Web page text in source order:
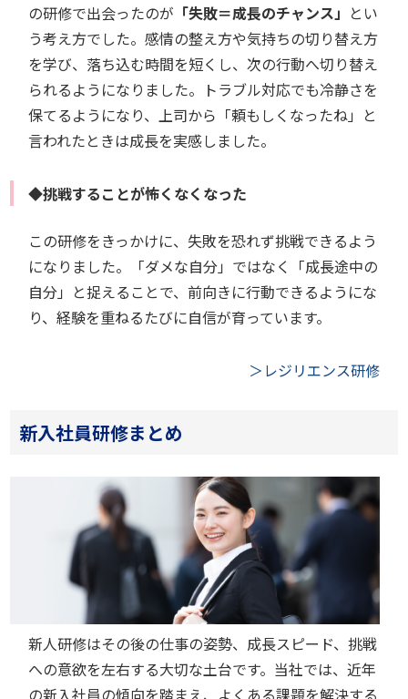
の研修で出会ったのが 「失敗＝成長のチャンス」 とい
う考え方でした。感情の整え方や気持ちの切り替え方
を学び、落ち込む時間を短くし、次の行動へ切り替え
られるようになりました。トラブル対応でも冷静さを
保てるようになり、上司から「頼もしくなったね」と
言われたときは成長を実感しました。
◆挑戦することが怖くなくなった
この研修をきっかけに、失敗を恐れず挑戦できるよう
になりました。「ダメな自分」ではなく「成長途中の
自分」と捉えることで、前向きに行動できるようにな
り、経験を重ねるたびに自信が育っています。
＞レジリエンス研修
新入社員研修まとめ
新人研修はその後の仕事の姿勢、成長スピード、挑戦
への意欲を左右する大切な土台です。当社では、近年